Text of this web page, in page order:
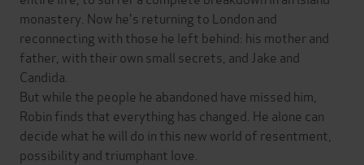
monastery. Now he's returning to London and
reconnecting with those he left behind: his mother and
father, with their own small secrets, and Jake and
Candida.
But while the people he abandoned have missed him,
Robin finds that everything has changed. He alone can
decide what he will do in this new world of resentment,
possibility and triumphant love.